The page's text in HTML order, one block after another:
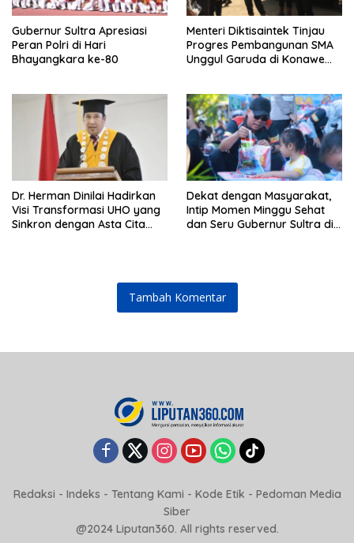
Gubernur Sultra Apresiasi
Peran Polri di Hari
Bhayangkara ke-80
Menteri Diktisaintek Tinjau
Progres Pembangunan SMA
Unggul Garuda di Konawe
Dr. Herman Dinilai Hadirkan
Visi Transformasi UHO yang
Sinkron dengan Asta Cita
Dekat dengan Masyarakat,
Intip Momen Minggu Sehat
dan Seru Gubernur Sultra di
Tambah Komentar
Redaksi - Indeks - Tentang Kami - Kode Etik - Pedoman Media
Siber
@2024 Liputan360. All rights reserved.